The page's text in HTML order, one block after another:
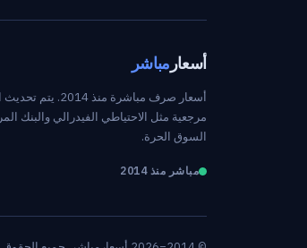
أسعار مباشر
أسعار صرف مباشرة
مرجعية مثل الاحتياطي الفيدرالي والبنك
السوق الحرة.
مباشر منذ 2014